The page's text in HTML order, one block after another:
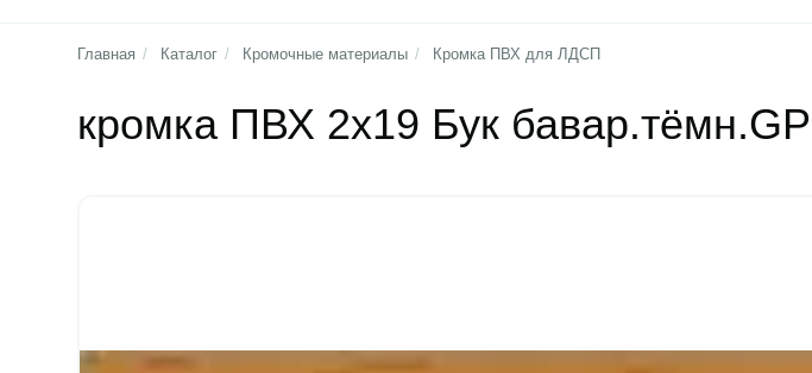
Главная / Каталог / Кромочные материалы / Кромка ПВХ для ЛДСП
кромка ПВХ 2х19 Бук